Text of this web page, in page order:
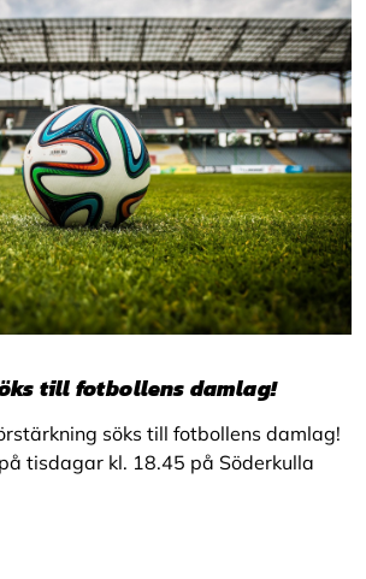
till fotbollens damlag!
söks till fotbollens damlag!
tisdagar kl. 18.45 på Söderkulla